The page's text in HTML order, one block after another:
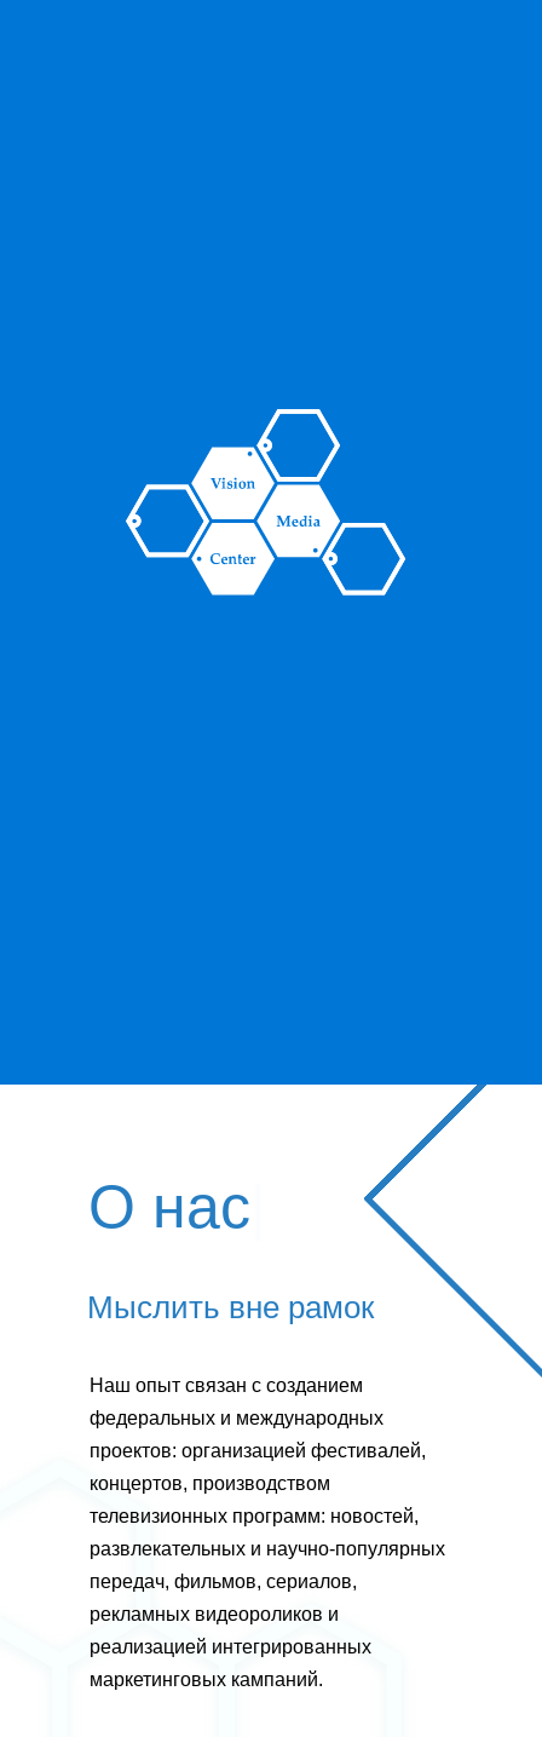
Наш опыт связан с созданием
федеральных и международных
проектов: организацией фестивалей,
концертов, производством
телевизионных программ: новостей,
развлекательных и научно-популярных
передач, фильмов, сериалов,
рекламных видеороликов и
реализацией интегрированных
маркетинговых кампаний.
О нас
Мыслить вне рамок